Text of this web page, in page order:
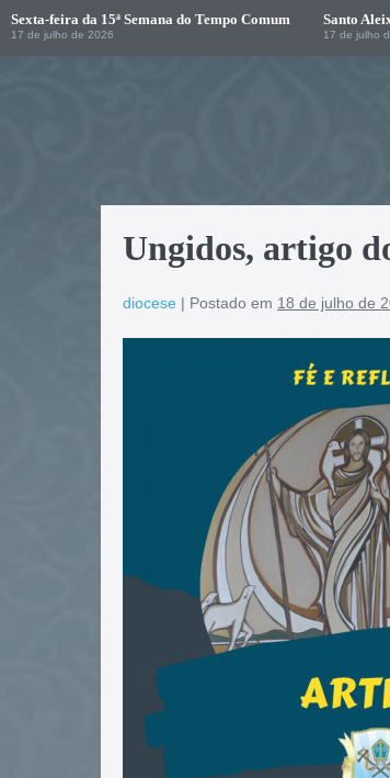
Sexta-feira da 15ª Semana do Tempo Comum
17 de julho de 2026
Santo
17 de julho
Ungidos, artigo
diocese | Postado em 18 de julho de